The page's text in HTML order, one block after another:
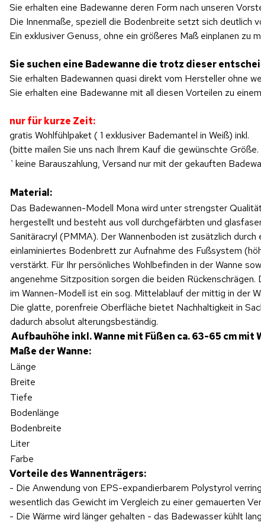
Sie erhalten eine Badewanne deren Form nach unseren
Die Innenmaße, speziell die Bodenbreite setzt sich deutlich
Ein exklusiver Genuss, ohne ein größeres Maß einplanen zu
Sie suchen eine Badewanne die trotz dieser
Sie erhalten Badewannen quasi direkt vom Hersteller ohne
Sie erhalten eine Badewanne mit all diesen Vorteilen zu
nur für kurze Zeit:
gratis Wohlfühlpaket ( 1 exklusiver Bademantel in Weiß) inkl.
(bitte mailen Sie uns nach Ihrem Kauf die gewünschte
`keine Barauszahlung, Versand nur mit der gekauften
Material:
Das Badewannen-Modell Mona wird unter strengster
hergestellt und besteht aus voll durchgefärbten und
Sanitäracryl (PMMA). Der Wannenboden ist zusätzlich durch
einlaminiertes Bodenbrett zur Aufnahme des Fußsystem
verstärkt. Für Ihr persönliches Wohlbefinden in der Wanne
angenehme Sitzposition sorgen die beiden Rückenschrägen.
im Wannen-Modell ist ein sog. Mittelablauf der mittig in der
Die glatte, porenfreie Oberfläche bietet Nachhaltigkeit in
dadurch absolut alterungsbeständig.
Aufbauhöhe inkl. Wanne mit Füßen ca. 63-65 cm mit
Maße der Wanne:
Länge
Breite
Tiefe
Bodenlänge
Bodenbreite
Liter
Farbe
Vorteile des Wannenträgers:
- Die Anwendung von EPS-expandierbarem Polystyrol
wesentlich das Gewicht im Vergleich zu einer gemauerten
- Die Wärme wird länger gehalten - das Badewasser kühlt